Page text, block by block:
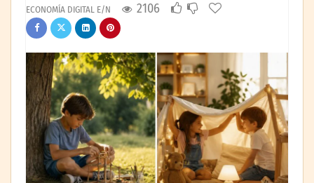
ECONOMÍA DIGITAL E/N 2106